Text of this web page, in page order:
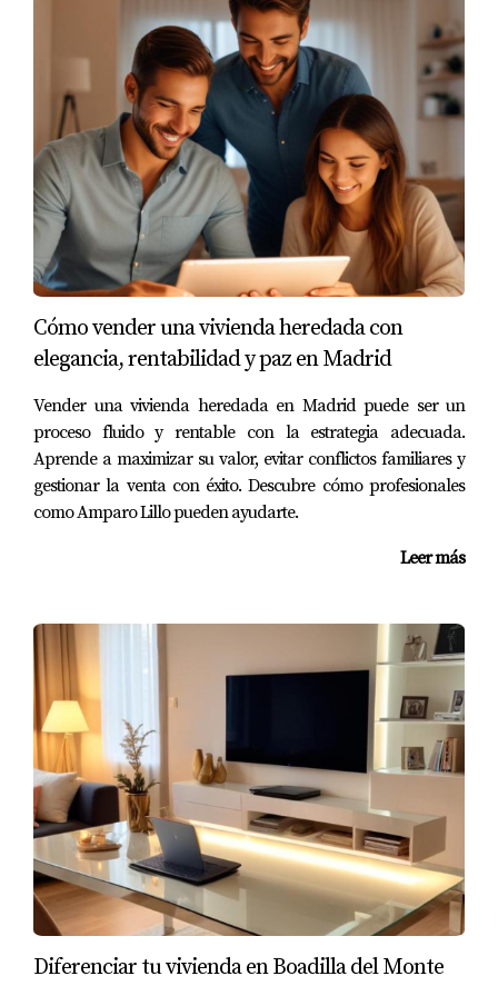
descripciones atractivas; se trata de contar una historia
sobre la propiedad que conecte emocionalmente con los
posibles compradores. Una estrategia efectiva incluye:
Fotografía profesional
Las imágenes son la primera impresión que tendrán los
compradores sobre tu propiedad. Invertir en un
fotógrafo profesional puede hacer que tu casa luzca más
atractiva y resaltar sus mejores características.
Visitas virtuales
En el mundo digital actual, ofrecer visitas virtuales se ha
vuelto indispensable. Permitir a los interesados explorar
tu propiedad desde la comodidad de su hogar no solo
aumenta el interés, sino que también ahorra tiempo a
todos los involucrados.
atractivo sobre tu propiedad puede generar interés
adicional y atraer a posibles compradores que quizás no
habrían considerado Boadilla del Monte como su
próximo destino.
CASOS PRÁCTICOS DE ÉXITO
Para ilustrar cómo aplicar estas estrategias
efectivamente, veamos tres casos prácticos donde se
logró vender segundas residencias en Boadilla del Monte
con éxito.
Cómo vender una vivienda heredada con
elegancia, rentabilidad y paz en Madrid
Vender una vivienda heredada en Madrid puede ser un
proceso fluido y rentable con la estrategia adecuada.
Aprende a maximizar su valor, evitar conflictos familiares y
gestionar la venta con éxito. Descubre cómo profesionales
como Amparo Lillo pueden ayudarte.
Leer más
Diferenciar tu vivienda en Boadilla del Monte